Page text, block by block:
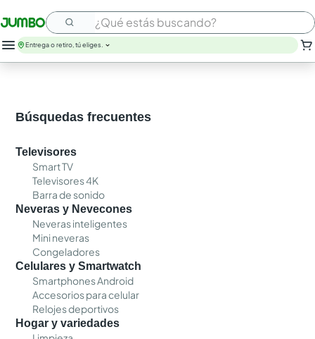
¿Qué estás buscando?
Entrega o retiro, tú eliges.
Búsquedas frecuentes
Televisores
Smart TV
Televisores 4K
Barra de sonido
Neveras y Nevecones
Neveras inteligentes
Mini neveras
Congeladores
Celulares y Smartwatch
Smartphones Android
Accesorios para celular
Relojes deportivos
Hogar y variedades